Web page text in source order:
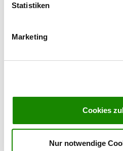
Statistiken
Marketing
Cookies
Nur notwendige
Sandweg
06317 Seegebiet
Querfurter Weg
06268 Barnstädt